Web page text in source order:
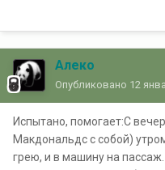
Алеко
Опубликовано 12
Испытано, помогает:С
Макдональдс с собой)
грею, и в машину на